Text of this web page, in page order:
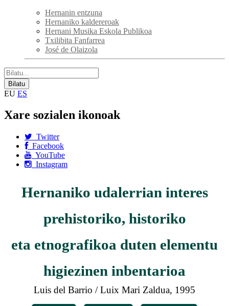
Hernanin entzuna
Hernaniko kaldereroak
Hernani Musika Eskola Publikoa
Txilibita Fanfarrea
José de Olaizola
EU ES
Xare sozialen ikonoak
Twitter
Facebook
YouTube
Instagram
Hernaniko udalerrian interes
prehistoriko, historiko
eta etnografikoa duten elementu
higiezinen inbentarioa
Luis del Barrio / Luix Mari Zaldua, 1995